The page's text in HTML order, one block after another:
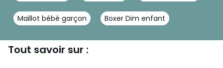
Maillot bébé garçon Boxer Dim enfant
Tout savoir sur :